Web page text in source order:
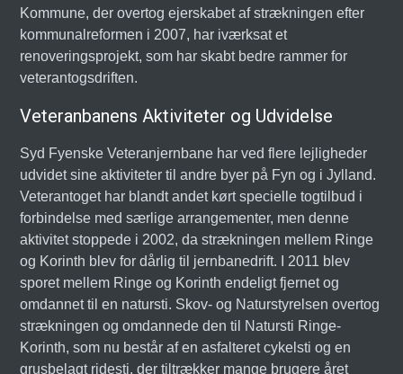
Kommune, der overtog ejerskabet af strækningen efter
kommunalreformen i 2007, har iværksat et
renoveringsprojekt, som har skabt bedre rammer for
veterantogsdriften.
Veteranbanens Aktiviteter og Udvidelse
Syd Fyenske Veteranjernbane har ved flere lejligheder
udvidet sine aktiviteter til andre byer på Fyn og i Jylland.
Veterantoget har blandt andet kørt specielle togtilbud i
forbindelse med særlige arrangementer, men denne
aktivitet stoppede i 2002, da strækningen mellem Ringe
og Korinth blev for dårlig til jernbanedrift. I 2011 blev
sporet mellem Ringe og Korinth endeligt fjernet og
omdannet til en natursti. Skov- og Naturstyrelsen overtog
strækningen og omdannede den til Natursti Ringe-
Korinth, som nu består af en asfalteret cykelsti og en
grusbelagt ridesti, der tiltrækker mange brugere året